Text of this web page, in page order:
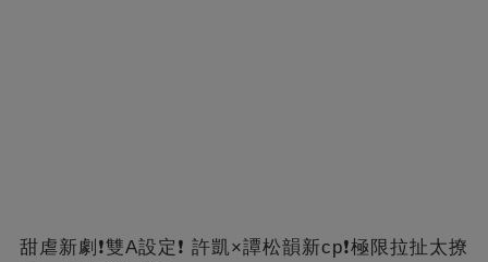
甜虐新劇❗雙A設定❗ 許凱×譚松韻新cp❗️極限拉扯太撩